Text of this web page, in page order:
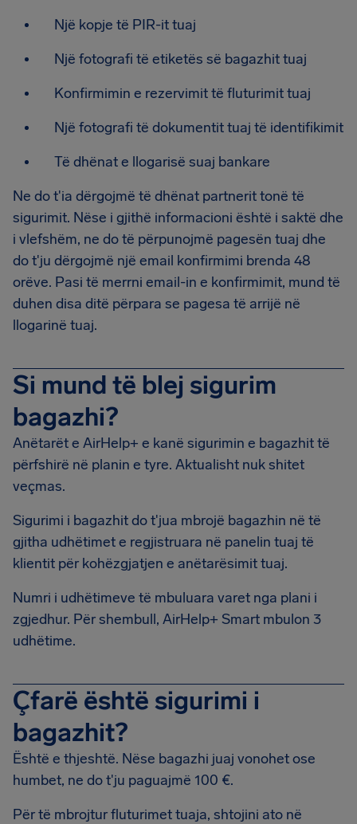
Një kopje të PIR-it tuaj
Një fotografi të etiketës së bagazhit tuaj
Konfirmimin e rezervimit të fluturimit tuaj
Një fotografi të dokumentit tuaj të identifikimit
Të dhënat e llogarisë suaj bankare
Ne do t'ia dërgojmë të dhënat partnerit tonë të
sigurimit. Nëse i gjithë informacioni është i saktë dhe
i vlefshëm, ne do të përpunojmë pagesën tuaj dhe
do t'ju dërgojmë një email konfirmimi brenda 48
orëve. Pasi të merrni email-in e konfirmimit, mund të
duhen disa ditë përpara se pagesa të arrijë në
llogarinë tuaj.
Si mund të blej sigurim
bagazhi?
Anëtarët e AirHelp+ e kanë sigurimin e bagazhit të
përfshirë në planin e tyre. Aktualisht nuk shitet
veçmas.
Sigurimi i bagazhit do t'jua mbrojë bagazhin në të
gjitha udhëtimet e regjistruara në panelin tuaj të
klientit për kohëzgjatjen e anëtarësimit tuaj.
Numri i udhëtimeve të mbuluara varet nga plani i
zgjedhur. Për shembull, AirHelp+ Smart mbulon 3
udhëtime.
Çfarë është sigurimi i
bagazhit?
Është e thjeshtë. Nëse bagazhi juaj vonohet ose
humbet, ne do t'ju paguajmë 100 €.
Për të mbrojtur fluturimet tuaja, shtojini ato në